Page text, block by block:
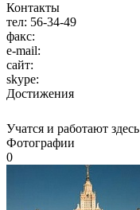
Контакты
тел: 56-34-49
факс:
e-mail:
сайт:
skype:
Достижения
Учатся и работают здесь
Фотографии
0